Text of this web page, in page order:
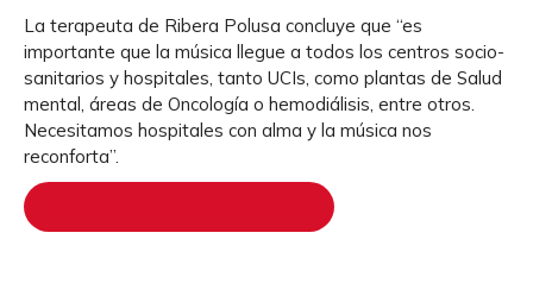
La terapeuta de Ribera Polusa concluye que “es
importante que la música llegue a todos los centros socio-
sanitarios y hospitales, tanto UCIs, como plantas de Salud
mental, áreas de Oncología o hemodiálisis, entre otros.
Necesitamos hospitales con alma y la música nos
reconforta”.